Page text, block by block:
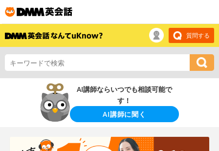
質問する
AI講師ならいつでも相談可能で
す！
AI講師に聞く